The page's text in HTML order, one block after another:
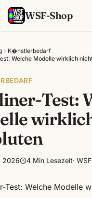
WSF-Shop
K�nstlerbedarf
Welche Modelle wirklich
Test:
2026 4 Min Lesezeit·